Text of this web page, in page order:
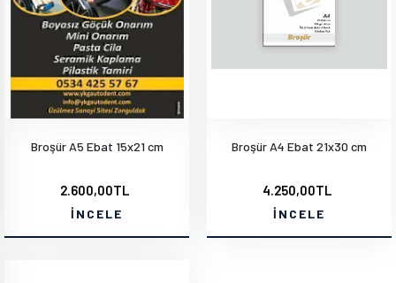
Broşür A5 Ebat 15x21 cm
2.600,00TL
İNCELE
Broşür A4 Ebat 21x30 cm
4.250,00TL
İNCELE